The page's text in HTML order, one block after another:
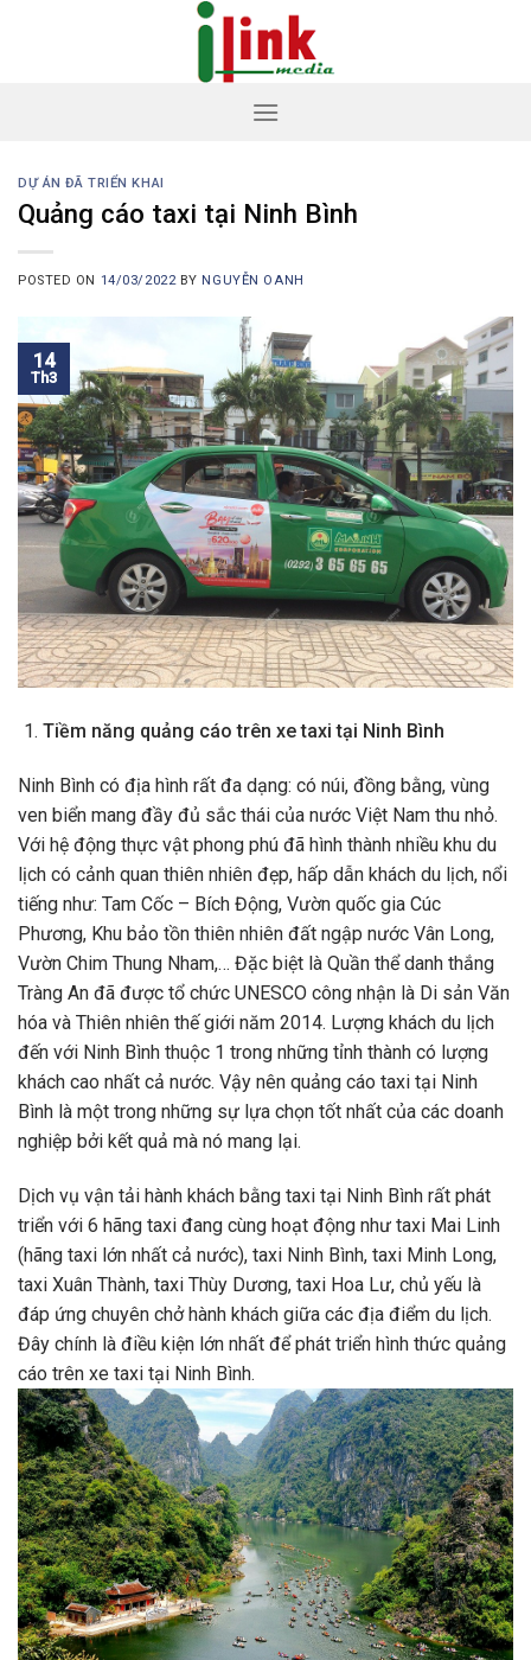
DỰ ÁN ĐÃ TRIỂN KHAI
Quảng cáo taxi tại Ninh Bình
POSTED ON 14/03/2022 BY NGUYỄN OANH
14
Th3
Tiềm năng quảng cáo trên xe taxi tại Ninh Bình
Ninh Bình có địa hình rất đa dạng: có núi, đồng bằng, vùng
ven biển mang đầy đủ sắc thái của nước Việt Nam thu nhỏ.
Với hệ động thực vật phong phú đã hình thành nhiều khu du
lịch có cảnh quan thiên nhiên đẹp, hấp dẫn khách du lịch, nổi
tiếng như: Tam Cốc – Bích Động, Vườn quốc gia Cúc
Phương, Khu bảo tồn thiên nhiên đất ngập nước Vân Long,
Vườn Chim Thung Nham,… Đặc biệt là Quần thể danh thắng
Tràng An đã được tổ chức UNESCO công nhận là Di sản Văn
hóa và Thiên nhiên thế giới năm 2014. Lượng khách du lịch
đến với Ninh Bình thuộc 1 trong những tỉnh thành có lượng
khách cao nhất cả nước. Vậy nên quảng cáo taxi tại Ninh
Bình là một trong những sự lựa chọn tốt nhất của các doanh
nghiệp bởi kết quả mà nó mang lại.
Dịch vụ vận tải hành khách bằng taxi tại Ninh Bình rất phát
triển với 6 hãng taxi đang cùng hoạt động như taxi Mai Linh
(hãng taxi lớn nhất cả nước), taxi Ninh Bình, taxi Minh Long,
taxi Xuân Thành, taxi Thùy Dương, taxi Hoa Lư, chủ yếu là
đáp ứng chuyên chở hành khách giữa các địa điểm du lịch.
Đây chính là điều kiện lớn nhất để phát triển hình thức quảng
cáo trên xe taxi tại Ninh Bình.